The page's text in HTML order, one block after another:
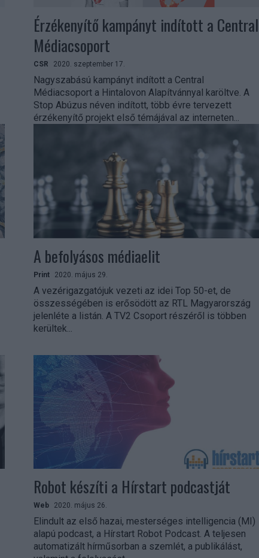
Érzékenyítő kampányt indított a Central
Médiacsoport
CSR 2020. szeptember 17.
Nagyszabású kampányt indított a Central
Médiacsoport a Hintalovon Alapítvánnyal karöltve. A
Stop Abúzus néven indított, több évre tervezett
érzékenyítő projekt első témájával az interneten...
A befolyásos médiaelit
Print 2020. május 29.
A vezérigazgatójuk vezeti az idei Top 50-et, de
összességében is erősödött az RTL Magyarország
jelenléte a listán. A TV2 Csoport részéről is többen
kerültek...
Robot készíti a Hírstart podcastját
Web 2020. május 26.
Elindult az első hazai, mesterséges intelligencia (MI)
alapú podcast, a Hírstart Robot Podcast. A teljesen
automatizált hírműsorban a szemlét, a publikálást,